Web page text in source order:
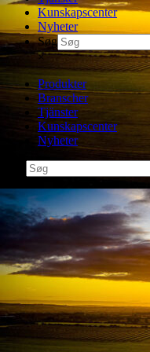
Kunskapscenter
Nyheter
Søg
×
Produkter
Branscher
Tjänster
Kunskapscenter
Nyheter